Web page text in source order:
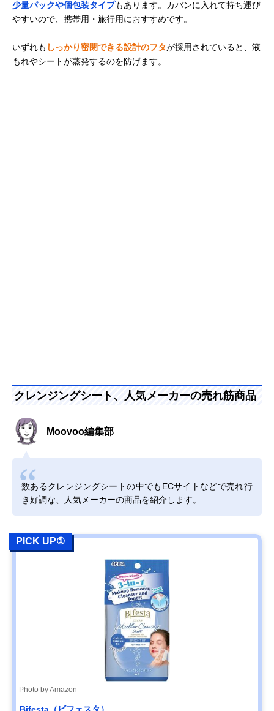
少量パックや個包装タイプもあります。カバンに入れて持ち運び
やすいので、携帯用・旅行用におすすめです。
いずれも しっかり密閉できる設計のフタが採用されていると、液
もれやシートが蒸発するのを防げます。
クレンジングシート、人気メーカーの売れ筋商品
Moovoo編集部
数あるクレンジングシートの中でもECサイトなどで売れ行
き好調な、人気メーカーの商品を紹介します。
PICK UP①
Photo by Amazon